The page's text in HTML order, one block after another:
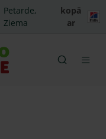
Petarde,
Ziema
kopā
ar